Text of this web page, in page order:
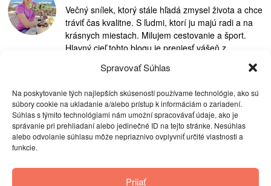
Spravovať Súhlas
Na poskytovanie tých najlepších skúseností používame technológie, ako sú
súbory cookie na ukladanie a/alebo prístup k informáciám o zariadení.
Súhlas s týmito technológiami nám umožní spracovávať údaje, ako je
správanie pri prehliadaní alebo jedinečné ID na tejto stránke. Nesúhlas
alebo odvolanie súhlasu môže nepriaznivo ovplyvniť určité vlastnosti a
funkcie.
Prijať
Večný snílek, ktorý stále hľadá zmysel života a chce
tráviť čas kvalitne. S ľudmi, ktorí ju majú radi a na
krásnych miestach. Milujem cestovanie a šport.
Hlavný cieľ tohto blogu je preniesť vášeň z